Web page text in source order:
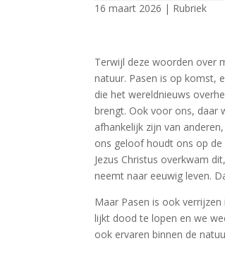
16 maart 2026 | Rubriek
Terwijl deze woorden over
natuur. Pasen is op komst,
die het wereldnieuws
brengt. Ook voor ons, daar
afhankelijk zijn van
ons geloof houdt ons op
Jezus Christus overkwam
neemt naar eeuwig leven.
Maar Pasen is ook
lijkt dood te lopen en we
ook ervaren binnen de